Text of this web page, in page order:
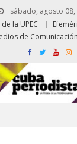
sábado, agosto 08,
la UPEC
de